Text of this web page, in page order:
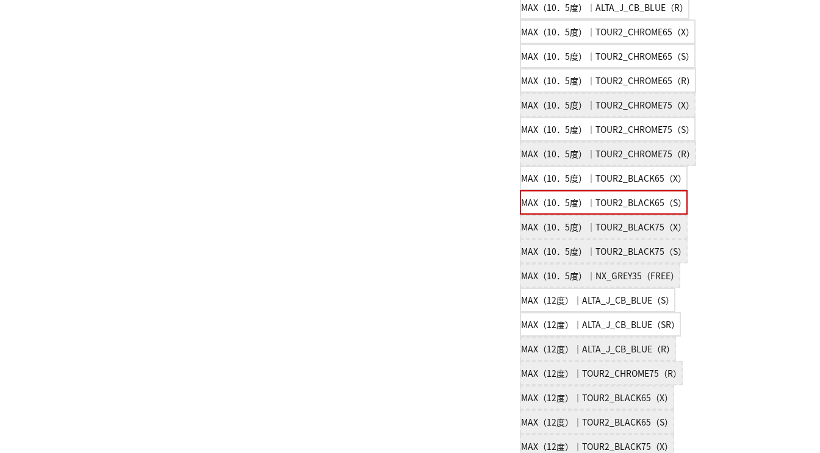
MAX（10．5度）｜ALTA_J_CB_BLUE（R）
MAX（10．5度）｜TOUR2_CHROME65（X）
MAX（10．5度）｜TOUR2_CHROME65（S）
MAX（10．5度）｜TOUR2_CHROME65（R）
MAX（10．5度）｜TOUR2_CHROME75（X）
MAX（10．5度）｜TOUR2_CHROME75（S）
MAX（10．5度）｜TOUR2_CHROME75（R）
MAX（10．5度）｜TOUR2_BLACK65（X）
MAX（10．5度）｜TOUR2_BLACK65（S）
MAX（10．5度）｜TOUR2_BLACK75（X）
MAX（10．5度）｜TOUR2_BLACK75（S）
MAX（10．5度）｜NX_GREY35（FREE）
MAX（12度）｜ALTA_J_CB_BLUE（S）
MAX（12度）｜ALTA_J_CB_BLUE（SR）
MAX（12度）｜ALTA_J_CB_BLUE（R）
MAX（12度）｜TOUR2_CHROME75（R）
MAX（12度）｜TOUR2_BLACK65（X）
MAX（12度）｜TOUR2_BLACK65（S）
MAX（12度）｜TOUR2_BLACK75（X）